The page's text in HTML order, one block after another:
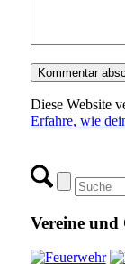
Diese Website
Erfahre, wie
Vereine und